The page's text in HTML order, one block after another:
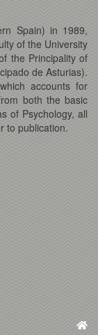
Spain) in 1989,
of the University
the Principality of
de Asturias).
accounts for
both the basic
of Psychology, all
to publication.